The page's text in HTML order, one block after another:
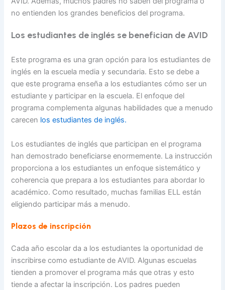
no entienden los grandes beneficios del programa.
Los estudiantes de inglés se benefician de AVID
Este programa es una gran opción para los estudiantes de
inglés en la escuela media y secundaria. Esto se debe a
que este programa enseña a los estudiantes cómo ser un
estudiante y participar en la escuela. El enfoque del
programa complementa algunas habilidades que a menudo
carecen los estudiantes de inglés.
Los estudiantes de inglés que participan en el programa
han demostrado beneficiarse enormemente. La instrucción
proporciona a los estudiantes un enfoque sistemático y
coherencia que prepara a los estudiantes para abordar lo
académico. Como resultado, muchas familias ELL están
eligiendo participar más a menudo.
Plazos de inscripción
Cada año escolar da a los estudiantes la oportunidad de
inscribirse como estudiante de AVID. Algunas escuelas
tienden a promover el programa más que otras y esto
tiende a afectar la inscripción. Los padres pueden